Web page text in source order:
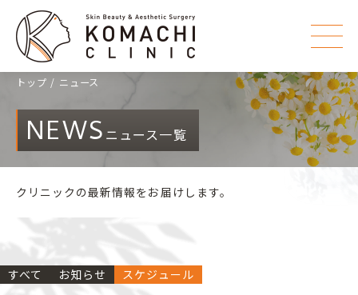
トップ ニュース
NEWS ニュース一覧
クリニックの最新情報をお届けします。
すべて お知らせ スケジュール